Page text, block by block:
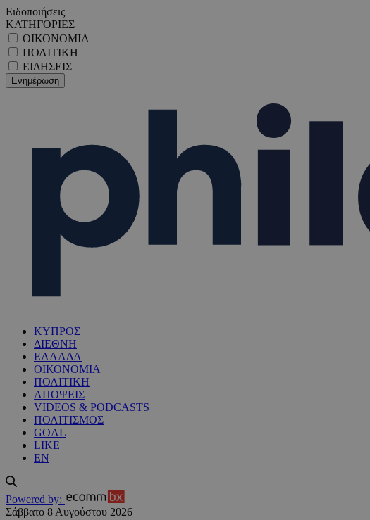
Ειδοποιήσεις
ΚΑΤΗΓΟΡΙΕΣ
ΟΙΚΟΝΟΜΙΑ
ΠΟΛΙΤΙΚΗ
ΕΙΔΗΣΕΙΣ
ΚΥΠΡΟΣ
ΔΙΕΘΝΗ
ΕΛΛΑΔΑ
ΟΙΚΟΝΟΜΙΑ
ΠΟΛΙΤΙΚΗ
ΑΠΟΨΕΙΣ
VIDEOS & PODCASTS
ΠΟΛΙΤΙΣΜΟΣ
GOAL
LIKE
EN
Powered by:
Σάββατο 8 Αυγούστου 2026